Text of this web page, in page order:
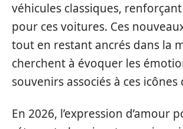
véhicules classiques,
pour ces voitures. Ces
tout en restant ancrés dans la
cherchent à évoquer les
souvenirs associés à ces icônes
En 2026, l’expression d’amour